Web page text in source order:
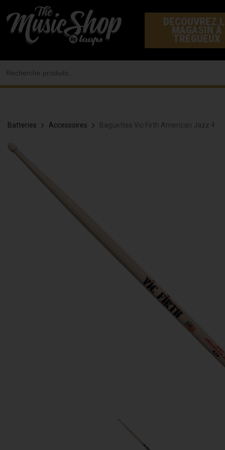
au
contenu
DECOUVREZ
MAGASIN À
TREGUEUX
Batteries Accessoires Baguettes Vic Firth American Jazz 4